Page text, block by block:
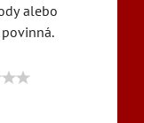
alebo